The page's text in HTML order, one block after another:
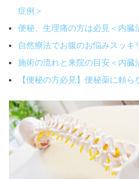
症例＞
便秘、生理痛の方は必見＜内臓
自然療法でお腹のお悩みスッキ
施術の流れと来院の目安＜内臓
【便秘の方必見】便秘薬に頼